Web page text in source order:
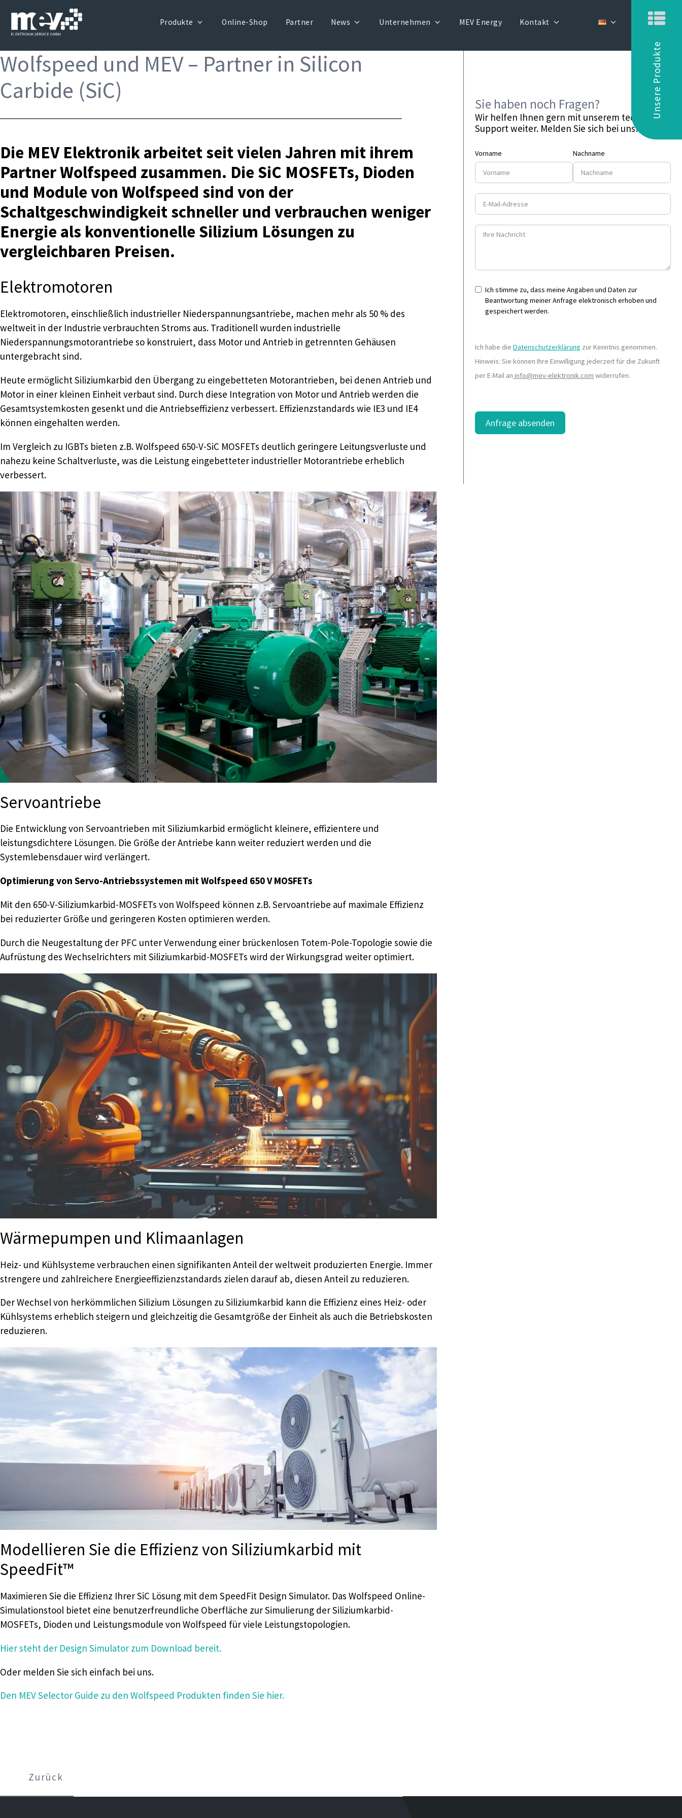
Produkte Online-Shop Partner News Unternehmen MEV Energy Kontakt
Unsere Produkte
Wolfspeed und MEV – Partner in Silicon
Carbide (SiC)
Die MEV Elektronik arbeitet seit vielen Jahren mit ihrem
Partner Wolfspeed zusammen. Die SiC MOSFETs, Dioden
und Module von Wolfspeed sind von der
Schaltgeschwindigkeit schneller und verbrauchen weniger
Energie als konventionelle Silizium Lösungen zu
vergleichbaren Preisen.
Elektromotoren
Elektromotoren, einschließlich industrieller Niederspannungsantriebe, machen mehr als 50 % des
weltweit in der Industrie verbrauchten Stroms aus. Traditionell wurden industrielle
Niederspannungsmotorantriebe so konstruiert, dass Motor und Antrieb in getrennten Gehäusen
untergebracht sind.
Heute ermöglicht Siliziumkarbid den Übergang zu eingebetteten Motorantrieben, bei denen Antrieb und
Motor in einer kleinen Einheit verbaut sind. Durch diese Integration von Motor und Antrieb werden die
Gesamtsystemkosten gesenkt und die Antriebseffizienz verbessert. Effizienzstandards wie IE3 und IE4
können eingehalten werden.
Im Vergleich zu IGBTs bieten z.B. Wolfspeed 650-V-SiC MOSFETs deutlich geringere Leitungsverluste und
nahezu keine Schaltverluste, was die Leistung eingebetteter industrieller Motorantriebe erheblich
verbessert.
Servoantriebe
Die Entwicklung von Servoantrieben mit Siliziumkarbid ermöglicht kleinere, effizientere und
leistungsdichtere Lösungen. Die Größe der Antriebe kann weiter reduziert werden und die
Systemlebensdauer wird verlängert.
Optimierung von Servo-Antriebssystemen mit Wolfspeed 650 V MOSFETs
Mit den 650-V-Siliziumkarbid-MOSFETs von Wolfspeed können z.B. Servoantriebe auf maximale Effizienz
bei reduzierter Größe und geringeren Kosten optimieren werden.
Durch die Neugestaltung der PFC unter Verwendung einer brückenlosen Totem-Pole-Topologie sowie die
Aufrüstung des Wechselrichters mit Siliziumkarbid-MOSFETs wird der Wirkungsgrad weiter optimiert.
Wärmepumpen und Klimaanlagen
Heiz- und Kühlsysteme verbrauchen einen signifikanten Anteil der weltweit produzierten Energie. Immer
strengere und zahlreichere Energieeffizienzstandards zielen darauf ab, diesen Anteil zu reduzieren.
Der Wechsel von herkömmlichen Silizium Lösungen zu Siliziumkarbid kann die Effizienz eines Heiz- oder
Kühlsystems erheblich steigern und gleichzeitig die Gesamtgröße der Einheit als auch die Betriebskosten
reduzieren.
Modellieren Sie die Effizienz von Siliziumkarbid mit
SpeedFit™
Maximieren Sie die Effizienz Ihrer SiC Lösung mit dem SpeedFit Design Simulator. Das Wolfspeed Online-
Simulationstool bietet eine benutzerfreundliche Oberfläche zur Simulierung der Siliziumkarbid-
MOSFETs, Dioden und Leistungsmodule von Wolfspeed für viele Leistungstopologien.
Hier steht der Design Simulator zum Download bereit.
Oder melden Sie sich einfach bei uns.
Den MEV Selector Guide zu den Wolfspeed Produkten finden Sie hier.
Sie haben noch Fragen?
Wir helfen Ihnen gern mit unserem technischen
Support weiter. Melden Sie sich bei uns!
Vorname Nachname
Ich stimme zu, dass meine Angaben und Daten zur
Beantwortung meiner Anfrage elektronisch erhoben und
gespeichert werden.
Ich habe dieDatenschutzerklärung zur Kenntnis genommen.
Hinweis: Sie können Ihre Einwilligung jederzeit für die Zukunft
per E-Mail an info@mev-elektronik.com widerrufen.
Anfrage absenden
Zurück